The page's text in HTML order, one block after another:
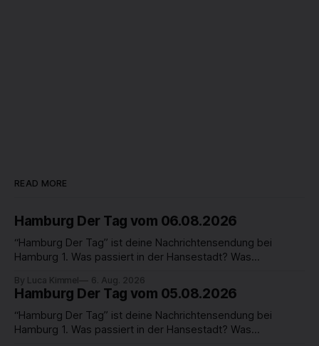
READ MORE
Hamburg Der Tag vom 06.08.2026
“Hamburg Der Tag” ist deine Nachrichtensendung bei
Hamburg 1. Was passiert in der Hansestadt? Was
in unserer Stadt an? Fragen, die von Montag bis Freitag LIVE
um 18 Uhr beantwortet werden - auf YouTube und im TV.
By Luca Kimmel 6. Aug. 2026
Hamburg Der Tag vom 05.08.2026
“Hamburg Der Tag” ist deine Nachrichtensendung bei
Hamburg 1. Was passiert in der Hansestadt? Was